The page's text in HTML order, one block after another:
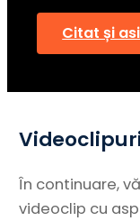
Citat și
În continuare,
videoclip cu